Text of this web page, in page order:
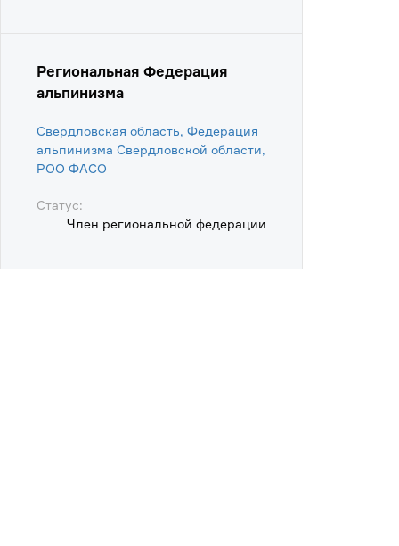
Региональная Федерация
альпинизма
Свердловская область, Федерация
альпинизма Свердловской области,
POO ФАСО
Статус:
Член региональной федерации